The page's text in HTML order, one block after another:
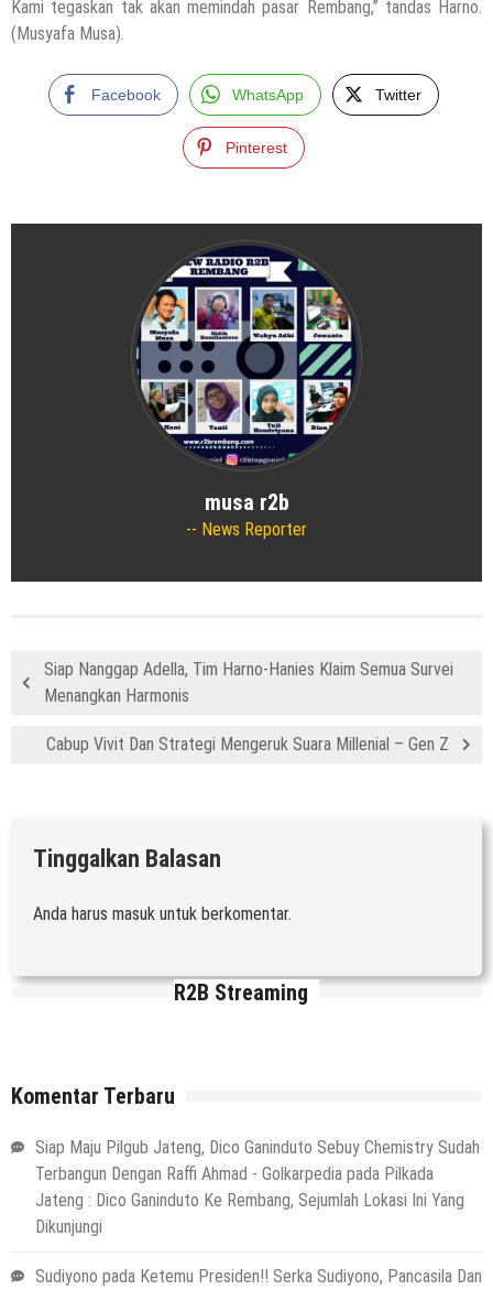
Kami tegaskan tak akan memindah pasar Rembang,” tandas Harno.
(Musyafa Musa).
Facebook WhatsApp Twitter
Pinterest
musa r2b
News Reporter
Siap Nanggap Adella, Tim Harno-Hanies Klaim Semua Survei
Menangkan Harmonis
Cabup Vivit Dan Strategi Mengeruk Suara Millenial – Gen Z
Tinggalkan Balasan
Anda harus masuk untuk berkomentar.
R2B Streaming
Komentar Terbaru
Siap Maju Pilgub Jateng, Dico Ganinduto Sebuy Chemistry Sudah
Terbangun Dengan Raffi Ahmad - Golkarpedia pada Pilkada
Jateng : Dico Ganinduto Ke Rembang, Sejumlah Lokasi Ini Yang
Dikunjungi
Sudiyono pada Ketemu Presiden!! Serka Sudiyono, Pancasila Dan